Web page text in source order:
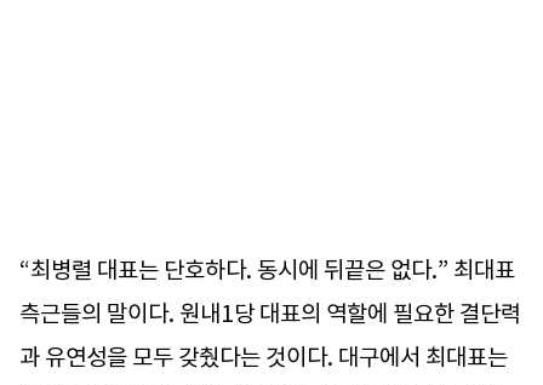
“최병렬 대표는 단호하다. 동시에 뒤끝은 없다.” 최대표
측근들의 말이다. 원내1당 대표의 역할에 필요한 결단력
과 유연성을 모두 갖췄다는 것이다. 대구에서 최대표는